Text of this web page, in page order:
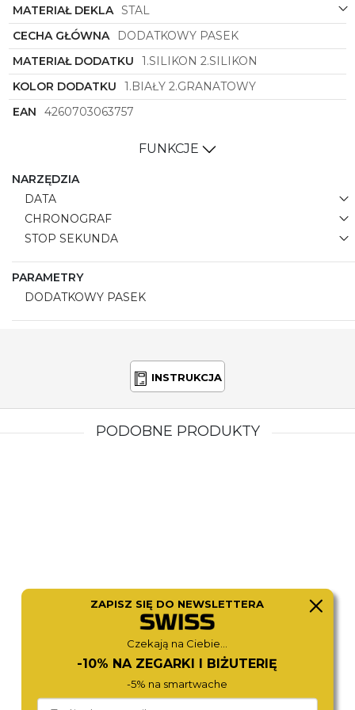
MATERIAŁ DEKLA STAL
CECHA GŁÓWNA
DODATKOWY PASEK
MATERIAŁ DODATKU
1.SILIKON 2.SILIKON
KOLOR DODATKU
1.BIAŁY 2.GRANATOWY
EAN
4260703063757
FUNKCJE
NARZĘDZIA
DATA
CHRONOGRAF
STOP SEKUNDA
PARAMETRY
DODATKOWY PASEK
INSTRUKCJA
PODOBNE PRODUKTY
CITIZEN CITIZEN
ZAPISZ SIĘ DO NEWSLETTERA
Czekają na Ciebie...
-10% NA ZEGARKI I BIŻUTERIĘ
-5% na smartwache